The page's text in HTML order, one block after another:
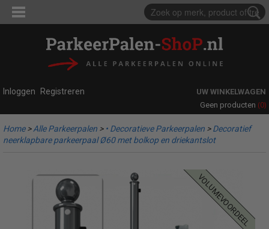
Inloggen Registreren
UW WINKELWAGEN
Geen producten (0)
Home>Alle Parkeerpalen > • Decoratieve Parkeerpalen >Decoratief
neerklapbare parkeerpaal Ø60 met bolkop en driekantslot
volumevoordeel